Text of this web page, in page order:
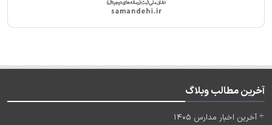
آخرین مطالب وبلاگ
آخرین اخبار مدارس 1405